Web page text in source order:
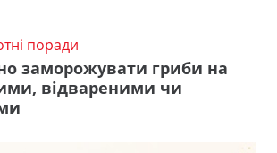
поради
заморожувати гриби на
відвареними чи